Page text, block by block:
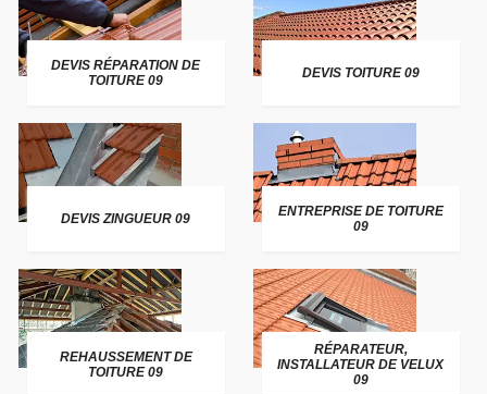
DEVIS RÉPARATION DE
TOITURE 09
DEVIS TOITURE 09
DEVIS ZINGUEUR 09
ENTREPRISE DE TOITURE
09
REHAUSSEMENT DE
TOITURE 09
RÉPARATEUR,
INSTALLATEUR DE VELUX
09